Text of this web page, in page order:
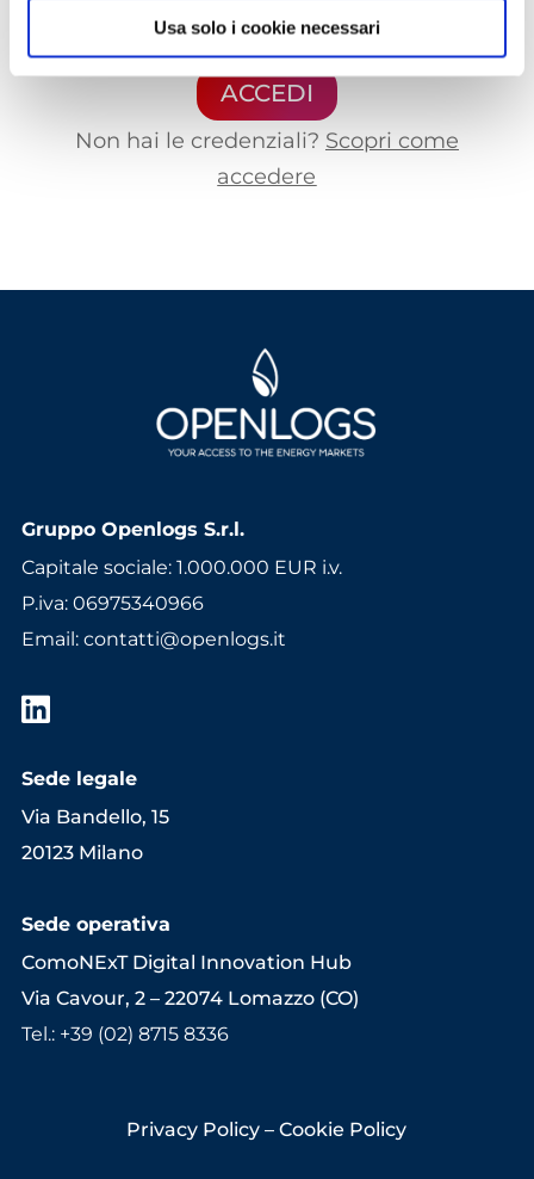
Usa solo i cookie necessari
clicca quiper scoprire come accedere.
ACCEDI
Non hai le credenziali? Scopri come
accedere
Gruppo Openlogs S.r.l.
Capitale sociale: 1.000.000 EUR i.v.
P.iva: 06975340966
Email: contatti@openlogs.it
Sede legale
Via Bandello, 15
20123 Milano
Sede operativa
ComoNExT Digital Innovation Hub
Via Cavour, 2 – 22074 Lomazzo (CO)
Tel.: +39 (02) 8715 8336
Privacy Policy –Cookie Policy